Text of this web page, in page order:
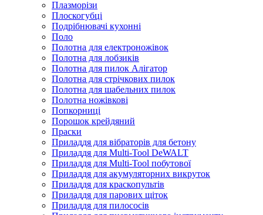
Плазморізи
Плоскогубці
Подрібнювачі кухонні
Поло
Полотна для електроножівок
Полотна для лобзиків
Полотна для пилок Алігатор
Полотна для стрічкових пилок
Полотна для шабельних пилок
Полотна ножівкові
Попкорниці
Порошок крейдяний
Праски
Приладдя для вібраторів для бетону
Приладдя для Multi-Tool DeWALT
Приладдя для Multi-Tool побутової
Приладдя для акумуляторних викруток
Приладдя для краскопультів
Приладдя для парових щіток
Приладдя для пилососів